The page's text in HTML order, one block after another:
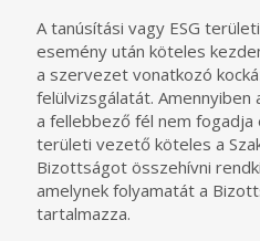
A tanúsítási vagy ESG
esemény után köteles
a szervezet vonatkozó
felülvizsgálatát.
a fellebbező fél nem fogadja
területi vezető köteles a
Bizottságot összehívni
amelynek folyamatát a
tartalmazza.